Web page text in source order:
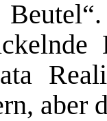
aber